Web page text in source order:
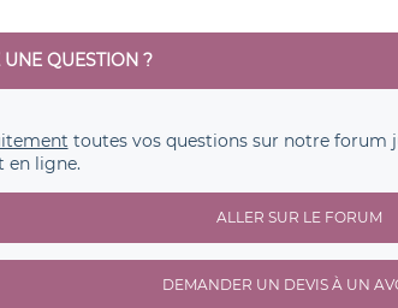
QUESTION ?
toutes vos questions sur notre forum
en ligne.
ALLER SUR LE FORUM
DEMANDER UN DEVIS À UN